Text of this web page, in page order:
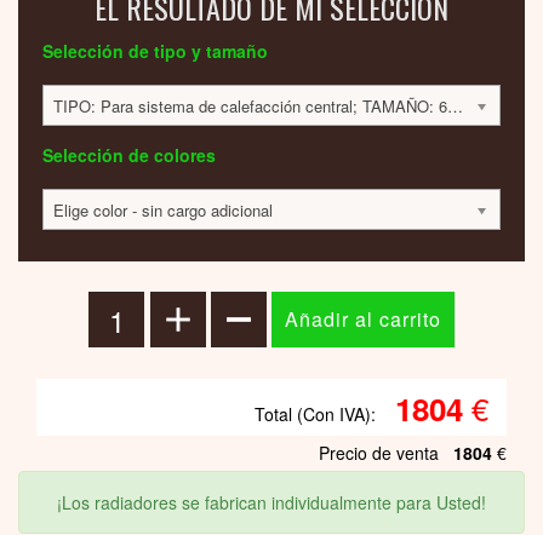
Selección de tipo y tamaño
TIPO: Para sistema de calefacción central; TAMAÑO: 600x400x40 mm; 359 VATIOS; 1805 EUR
Selección de colores
Elige color - sin cargo adicional
Total (Con IVA): 1804€
Precio de venta 1804 €
¡Los radiadores se fabrican individualmente para Usted!